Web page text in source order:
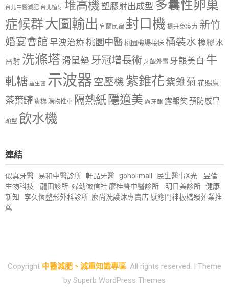
台北中醫減肥 台北植牙 堆高機塑膠射出成型 多囊性卵巢
症候群大圖輸出 宜蘭民宿 封口機 提升免疫力 新竹
婚宴會館 早洩治療 桃園中醫 桃園機場接送 桶裝水 橡膠 水
雷射 洗滌塔 滑鼠墊 牙冠增長術 牙齦外露 牙齦美白 牛
軋糖 益生菌 示波器 空壓機 紫錐花紫錐菊 花賜康
茶葉罐 貨梯 購物推車 隔熱紙 隱適美 露牙齦 露齦笑預防感冒
頭型 飲水機
連結
似真牙醫 易和中醫診所 軒品牙醫 goholimall 民生醫事X光
昱倫
生物科技
龍田診所 婦幼徵信社 廖桂聲中醫診所 明日美診所 健康
新知
李久恆整形外科診所 麼尚洗護沐專賣店 感應門神板橋殯葬業推
薦
Copyright 中醫減肥、減重知識專區. All rights reserved. | Theme
by Superb WordPress Themes